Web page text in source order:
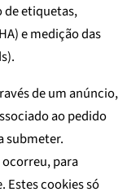
de etiquetas,
e medição das
de um anúncio,
ao pedido
submeter.
para
cookies só